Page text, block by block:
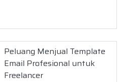
Peluang Menjual Template
Email Profesional untuk
Freelancer